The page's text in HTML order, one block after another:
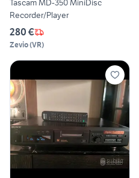
Tascam MD-350 MiniDisc
Recorder/Player
280 €
Zevio(VR)